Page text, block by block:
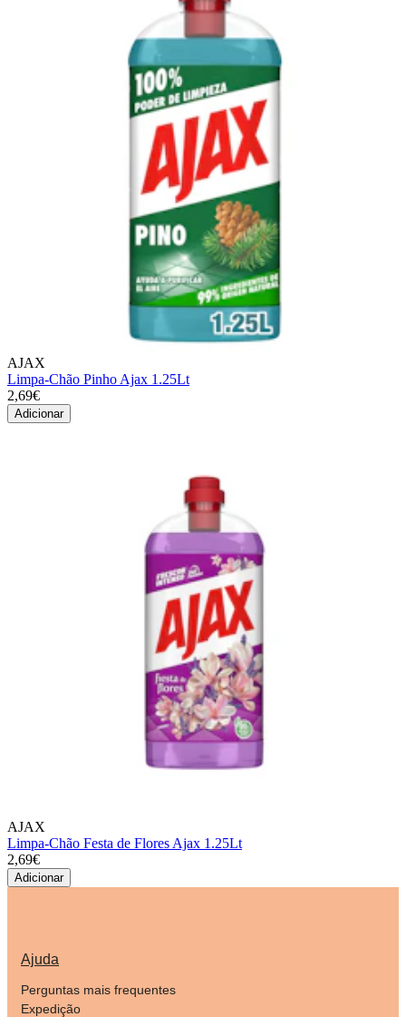
AJAX
Limpa-Chão Pinho Ajax 1.25Lt
2,69€
Adicionar
AJAX
Limpa-Chão Festa de Flores Ajax 1.25Lt
2,69€
Adicionar
Ajuda
Perguntas mais frequentes
Expedição